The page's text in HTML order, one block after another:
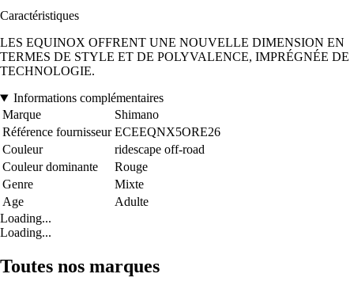
Caractéristiques
LES EQUINOX OFFRENT UNE NOUVELLE DIMENSION EN
TERMES DE STYLE ET DE POLYVALENCE, IMPRÉGNÉE DE
TECHNOLOGIE.
Informations complémentaires
Marque
Shimano
Référence fournisseur ECEEQNX5ORE26
Couleur
ridescape off-road
Couleur dominante
Rouge
Genre
Mixte
Age
Adulte
Loading...
Loading...
Toutes nos marques